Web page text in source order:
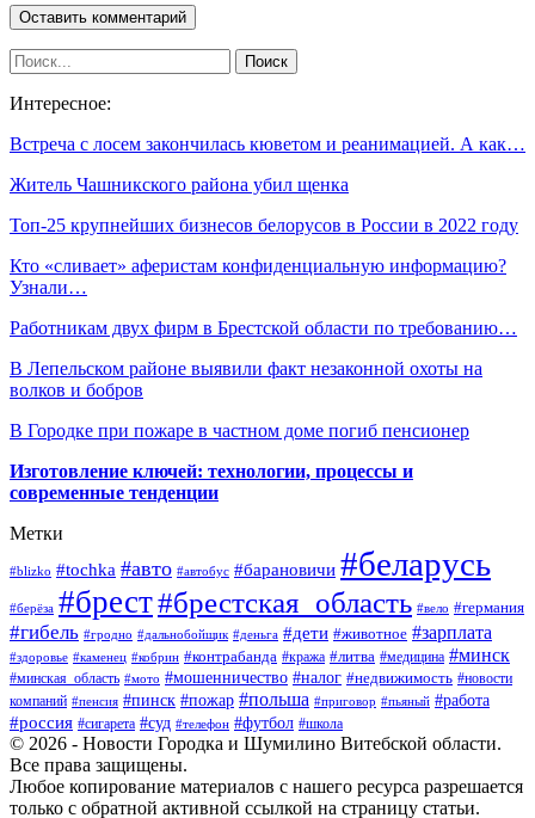
Интересное:
Встреча с лосем закончилась кюветом и реанимацией. А как…
Житель Чашникского района убил щенка
Топ-25 крупнейших бизнесов белорусов в России в 2022 году
Кто «сливает» аферистам конфиденциальную информацию?
Узнали…
Работникам двух фирм в Брестской области по требованию…
В Лепельском районе выявили факт незаконной охоты на
волков и бобров
В Городке при пожаре в частном доме погиб пенсионер
Изготовление ключей: технологии, процессы и
современные тенденции
Метки
#blizko #tochka #авто #автобус #барановичи #беларусь
#берёза #брест#брестская_область #вело #германия
#гибель #гродно #дальнобойщик #деньга #дети #животное #зарплата
#здоровье #каменец #кобрин #контрабанда #кража #литва #медицина #минск
#минская_область #мото #мошенничество #налог #недвижимость #новости
компаний #пенсия #пинск #пожар #польша #приговор #пьяный #работа
#россия #сигарета #суд #телефон #футбол #школа
© 2026 - Новости Городка и Шумилино Витебской области.
Все права защищены.
Любое копирование материалов с нашего ресурса разрешается
только с обратной активной ссылкой на страницу статьи.